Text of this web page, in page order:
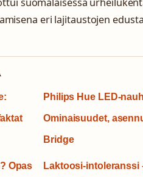
eri lajitaustojen
Philips Hue LED-
Ominaisuudet,
Bridge
Opas Laktoosi-intoleranssi